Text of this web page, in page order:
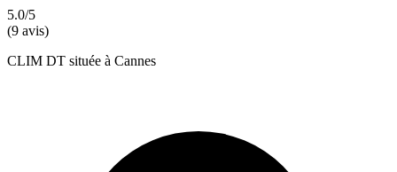
5.0/5
(9 avis)
CLIM DT située à Cannes